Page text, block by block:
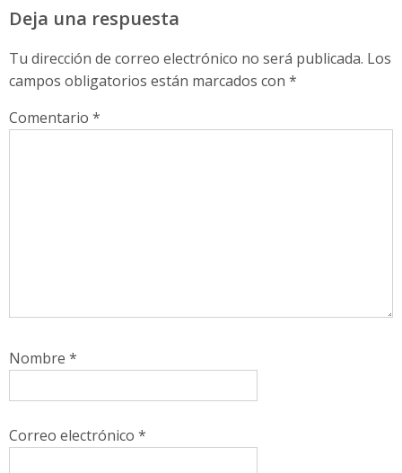
Deja una respuesta
Tu dirección de correo electrónico no será publicada. Los
campos obligatorios están marcados con *
Comentario *
Nombre *
Correo electrónico *